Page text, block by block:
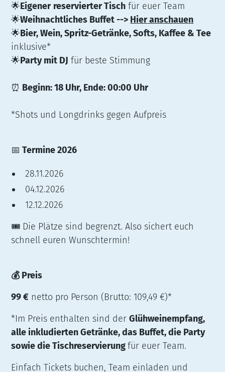
🌟Eigener reservierter Tisch für euer Team
🌟Weihnachtliches Buffet --> Hier anschauen
🌟Bier, Wein, Spritz-Getränke, Softs, Kaffee & Tee
inklusive*
🌟Party mit DJ für beste Stimmung
⏰ Beginn: 18 Uhr, Ende: 00:00 Uhr
*Shots und Longdrinks gegen Aufpreis
📅 Termine 2026
28.11.2026
04.12.2026
12.12.2026
🎟️ Die Plätze sind begrenzt. Also sichert euch
schnell euren Wunschtermin!
💰 Preis
99 € netto pro Person (Brutto: 109,49 €)*
*Im Preis enthalten sind derGlühweinempfang,
alle inkludierten Getränke, das Buffet, die Party
sowie die Tischreservierungfür euer Team.
Einfach Tickets buchen, Team einladen und